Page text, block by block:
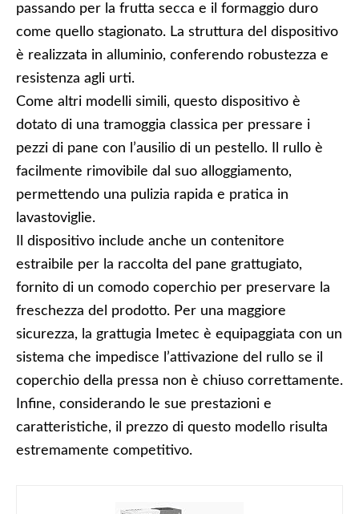
passando per la frutta secca e il formaggio duro
come quello stagionato. La struttura del dispositivo
è realizzata in alluminio, conferendo robustezza e
resistenza agli urti.
Come altri modelli simili, questo dispositivo è
dotato di una tramoggia classica per pressare i
pezzi di pane con l’ausilio di un pestello. Il rullo è
facilmente rimovibile dal suo alloggiamento,
permettendo una pulizia rapida e pratica in
lavastoviglie.
Il dispositivo include anche un contenitore
estraibile per la raccolta del pane grattugiato,
fornito di un comodo coperchio per preservare la
freschezza del prodotto. Per una maggiore
sicurezza, la grattugia Imetec è equipaggiata con un
sistema che impedisce l’attivazione del rullo se il
coperchio della pressa non è chiuso correttamente.
Infine, considerando le sue prestazioni e
caratteristiche, il prezzo di questo modello risulta
estremamente competitivo.